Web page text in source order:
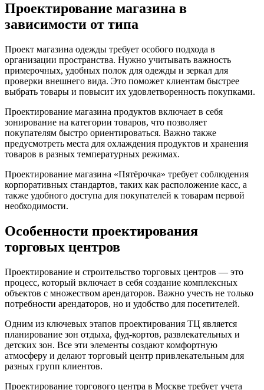
Проектирование магазина в
зависимости от типа
Проект магазина одежды требует особого подхода в
организации пространства. Нужно учитывать важность
примерочных, удобных полок для одежды и зеркал для
проверки внешнего вида. Это поможет клиентам быстрее
выбрать товары и повысит их удовлетворенность покупками.
Проектирование магазина продуктов включает в себя
зонирование на категории товаров, что позволяет
покупателям быстро ориентироваться. Важно также
предусмотреть места для охлаждения продуктов и хранения
товаров в разных температурных режимах.
Проектирование магазина «Пятёрочка» требует соблюдения
корпоративных стандартов, таких как расположение касс, а
также удобного доступа для покупателей к товарам первой
необходимости.
Особенности проектирования
торговых центров
Проектирование и строительство торговых центров — это
процесс, который включает в себя создание комплексных
объектов с множеством арендаторов. Важно учесть не только
потребности арендаторов, но и удобство для посетителей.
Одним из ключевых этапов проектирования ТЦ является
планирование зон отдыха, фуд-кортов, развлекательных и
детских зон. Все эти элементы создают комфортную
атмосферу и делают торговый центр привлекательным для
разных групп клиентов.
Проектирование торгового центра в Москве требует учета